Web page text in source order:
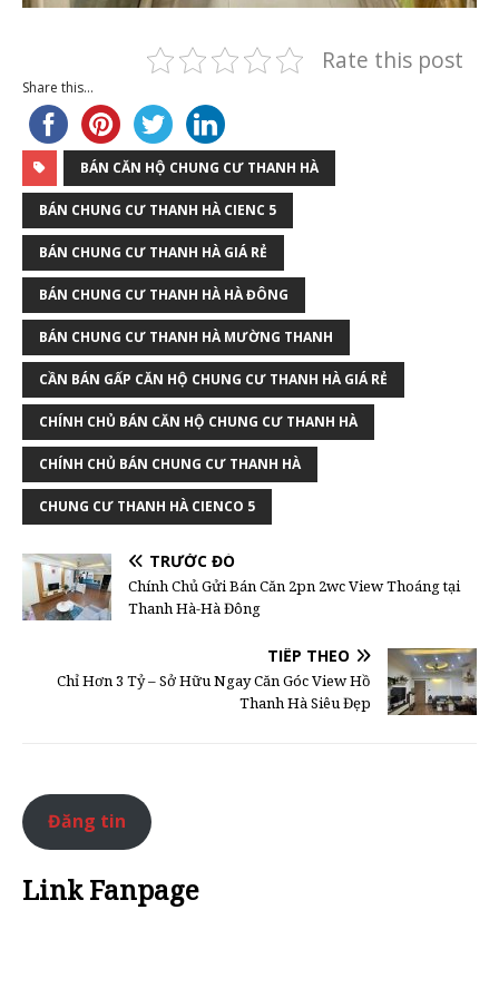
Rate this post
Share this...
BÁN CĂN HỘ CHUNG CƯ THANH HÀ
BÁN CHUNG CƯ THANH HÀ CIENC 5
BÁN CHUNG CƯ THANH HÀ GIÁ RẺ
BÁN CHUNG CƯ THANH HÀ HÀ ĐÔNG
BÁN CHUNG CƯ THANH HÀ MƯỜNG THANH
CẦN BÁN GẤP CĂN HỘ CHUNG CƯ THANH HÀ GIÁ RẺ
CHÍNH CHỦ BÁN CĂN HỘ CHUNG CƯ THANH HÀ
CHÍNH CHỦ BÁN CHUNG CƯ THANH HÀ
CHUNG CƯ THANH HÀ CIENCO 5
TRƯỚC ĐÓ
Chính Chủ Gửi Bán Căn 2pn 2wc View Thoáng tại
Thanh Hà-Hà Đông
TIẾP THEO
Chỉ Hơn 3 Tỷ – Sở Hữu Ngay Căn Góc View Hồ
Thanh Hà Siêu Đẹp
Đăng tin
Link Fanpage